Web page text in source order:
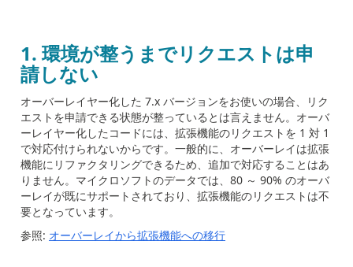
1. 環境が整うまでリクエストは申
請しない
オーバーレイヤー化した 7.x バージョンをお使いの場合、リク
エストを申請できる状態が整っているとは言えません。オーバ
ーレイヤー化したコードには、拡張機能のリクエストを 1 対 1
で対応付けられないからです。一般的に、オーバーレイは拡張
機能にリファクタリングできるため、追加で対応することはあ
りません。マイクロソフトのデータでは、80 ～ 90% のオーバ
ーレイが既にサポートされており、拡張機能のリクエストは不
要となっています。
参照: オーバーレイから拡張機能への移行